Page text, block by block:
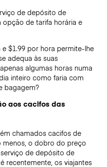
de depósito de
de tarifa horária e
$1.99 por hora permite-lhe
adequa às suas
algumas horas numa
inteiro como faria com
bagagem?
aos cacifos das
chamados cacifos de
menos, o dobro do preço
de depósito de
recentemente, os viajantes